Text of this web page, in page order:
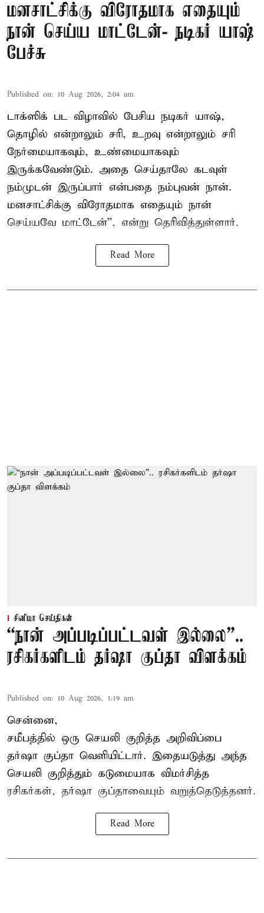
மனசாட்சிக்கு விரோதமாக எதையும்
நான் செய்ய மாட்டேன்- நடிகர் யாஷ்
பேச்சு
Published on: 10 Aug 2026, 2:04 am
டாக்ஸிக் பட விழாவில் பேசிய நடிகர் யாஷ்,
தொழில் என்றாலும் சரி, உறவு என்றாலும் சரி
நேர்மையாகவும், உண்மையாகவும்
இருக்கவேண்டும். அதை செய்தாலே கடவுள்
நம்முடன் இருப்பார் என்பதை நம்புவன் நான்.
மனசாட்சிக்கு விரோதமாக எதையும் நான்
செய்யவே மாட்டேன்'', என்று தெரிவித்துள்ளார்.
Read More
சினிமா செய்திகள்
“நான் அப்படிப்பட்டவள் இல்லை”..
ரசிகர்களிடம் தர்ஷா குப்தா விளக்கம்
Published on: 10 Aug 2026, 1:19 am
சென்னை,
சமீபத்தில் ஒரு செயலி குறித்த அறிவிப்பை
தர்ஷா குப்தா வெளியிட்டார். இதையடுத்து அந்த
செயலி குறித்தும் கடுமையாக விமர்சித்த
ரசிகர்கள், தர்ஷா குப்தாவையும் வறுத்தெடுத்தனர்.
Read More